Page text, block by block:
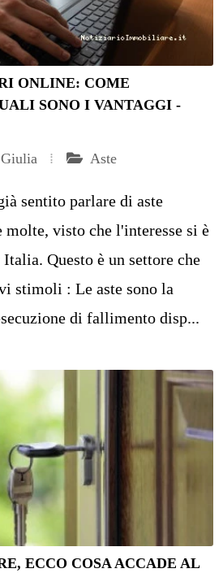
ONLINE: COME
SONO I VANTAGGI -
Giulia Aste
sentito parlare di aste
molte, visto che l'interesse si è
Questo è un settore che
stimoli : Le aste sono la
di fallimento disp...
ECCO COSA ACCADE AL